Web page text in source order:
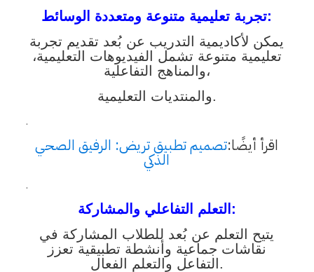
تجربة تعليمية متنوعة ومتعددة الوسائط:
يمكن لأكاديمية التدريب عن بُعد تقديم تجربة
تعليمية متنوعة تشمل الفيديوهات التعليمية،
والمناهج التفاعلية،
والمنتديات التعليمية.
.
اقرأ أيضًا:تصميم تطبيق تريض: الرفيق الصحي
الذكي
.
التعلم التفاعلي والمشاركة :
يتيح التعلم عن بُعد للطلاب المشاركة في
نقاشات جماعية وأنشطة تطبيقية تعزز
التفاعل والتعلم الفعال.